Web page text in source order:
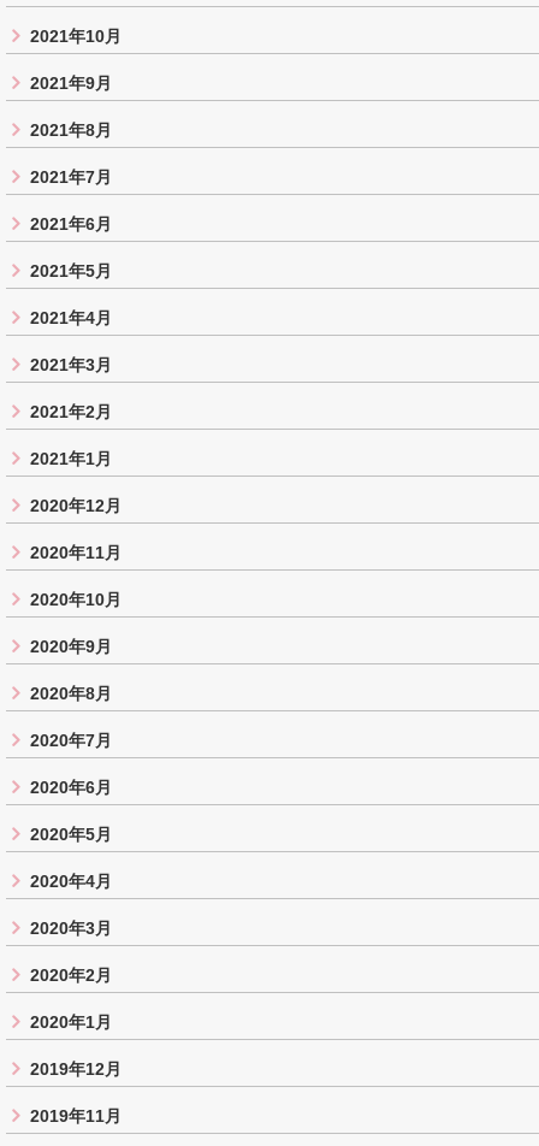
2021年10月
2021年9月
2021年8月
2021年7月
2021年6月
2021年5月
2021年4月
2021年3月
2021年2月
2021年1月
2020年12月
2020年11月
2020年10月
2020年9月
2020年8月
2020年7月
2020年6月
2020年5月
2020年4月
2020年3月
2020年2月
2020年1月
2019年12月
2019年11月